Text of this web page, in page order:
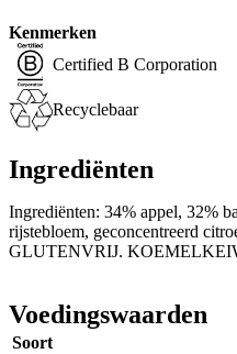
Kenmerken
Certified B Corporation
Recyclebaar
Ingrediënten
Ingrediënten: 34% appel, 32%
rijstebloem, geconcentreerd
GLUTENVRIJ.
Voedingswaarden
Soort